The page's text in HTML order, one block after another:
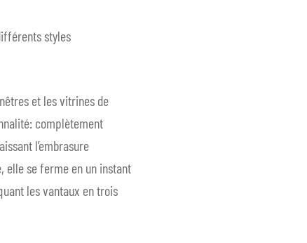
styles
et les vitrines de
complètement
l’embrasure
se ferme en un instant
les vantaux en trois